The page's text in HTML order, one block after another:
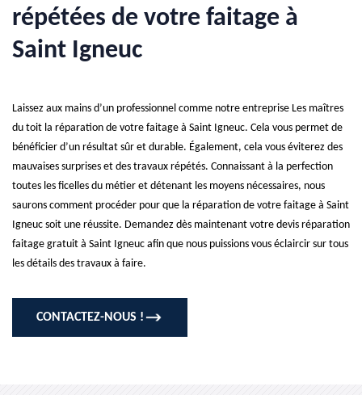
répétées de votre faitage à
Saint Igneuc
Laissez aux mains d’un professionnel comme notre entreprise Les maîtres
du toit la réparation de votre faitage à Saint Igneuc. Cela vous permet de
bénéficier d’un résultat sûr et durable. Également, cela vous éviterez des
mauvaises surprises et des travaux répétés. Connaissant à la perfection
toutes les ficelles du métier et détenant les moyens nécessaires, nous
saurons comment procéder pour que la réparation de votre faitage à Saint
Igneuc soit une réussite. Demandez dès maintenant votre devis réparation
faitage gratuit à Saint Igneuc afin que nous puissions vous éclaircir sur tous
les détails des travaux à faire.
CONTACTEZ-NOUS !